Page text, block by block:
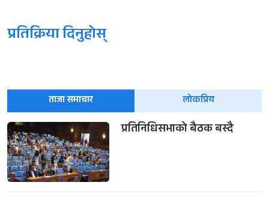
प्रतिक्रिया दिनुहोस्
ताजा समाचार लोकप्रिय
प्रतिनिधिसभाको बैठक बस्दै